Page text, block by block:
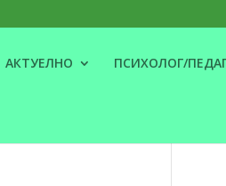
АКТУЕЛНО ПСИХОЛОГ/